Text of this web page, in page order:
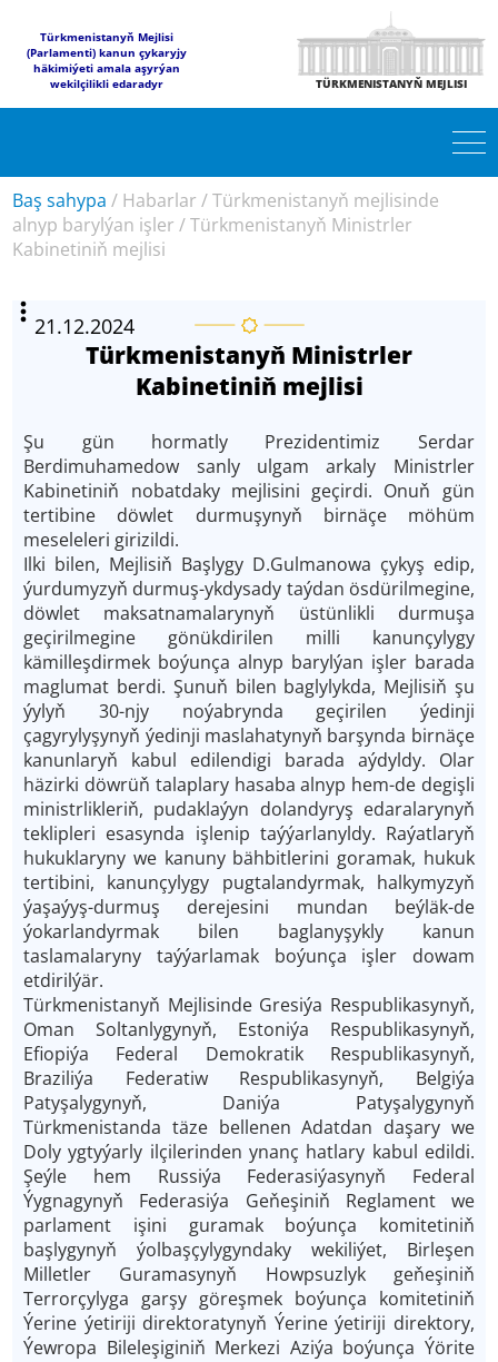
Türkmenistanyň Mejlisi
(Parlamenti) kanun çykaryjy
häkimiýeti amala aşyrýan
wekilçilikli edaradyr
TÜRKMENISTANYŇ MEJLISI
Baş sahypa / Habarlar /Türkmenistanyň mejlisinde
alnyp barylýan işler /Türkmenistanyň Ministrler
Kabinetiniň mejlisi
21.12.2024
Türkmenistanyň Ministrler
Kabinetiniň mejlisi
Şu gün hormatly Prezidentimiz Serdar
Berdimuhamedow sanly ulgam arkaly Ministrler
Kabinetiniň nobatdaky mejlisini geçirdi. Onuň gün
tertibine döwlet durmuşynyň birnäçe möhüm
meseleleri girizildi.
Ilki bilen, Mejlisiň Başlygy D.Gulmanowa çykyş edip,
ýurdumyzyň durmuş-ykdysady taýdan ösdürilmegine,
döwlet maksatnamalarynyň üstünlikli durmuşa
geçirilmegine gönükdirilen milli kanunçylygy
kämilleşdirmek boýunça alnyp barylýan işler barada
maglumat berdi. Şunuň bilen baglylykda, Mejlisiň şu
ýylyň 30-njy noýabrynda geçirilen ýedinji
çagyrylyşynyň ýedinji maslahatynyň barşynda birnäçe
kanunlaryň kabul edilendigi barada aýdyldy. Olar
häzirki döwrüň talaplary hasaba alnyp hem-de degişli
ministrlikleriň, pudaklaýyn dolandyryş edaralarynyň
teklipleri esasynda işlenip taýýarlanyldy. Raýatlaryň
hukuklaryny we kanuny bähbitlerini goramak, hukuk
tertibini, kanunçylygy pugtalandyrmak, halkymyzyň
ýaşaýyş-durmuş derejesini mundan beýläk-de
ýokarlandyrmak bilen baglanyşykly kanun
taslamalaryny taýýarlamak boýunça işler dowam
etdirilýär.
Türkmenistanyň Mejlisinde Gresiýa Respublikasynyň,
Oman Soltanlygynyň, Estoniýa Respublikasynyň,
Efiopiýa Federal Demokratik Respublikasynyň,
Braziliýa Federatiw Respublikasynyň, Belgiýa
Patyşalygynyň, Daniýa Patyşalygynyň
Türkmenistanda täze bellenen Adatdan daşary we
Doly ygtyýarly ilçilerinden ynanç hatlary kabul edildi.
Şeýle hem Russiýa Federasiýasynyň Federal
Ýygnagynyň Federasiýa Geňeşiniň Reglament we
parlament işini guramak boýunça komitetiniň
başlygynyň ýolbaşçylygyndaky wekiliýet, Birleşen
Milletler Guramasynyň Howpsuzlyk geňeşiniň
Terrorçylyga garşy göreşmek boýunça komitetiniň
Ýerine ýetiriji direktoratynyň Ýerine ýetiriji direktory,
Ýewropa Bileleşiginiň Merkezi Aziýa boýunça Ýörite